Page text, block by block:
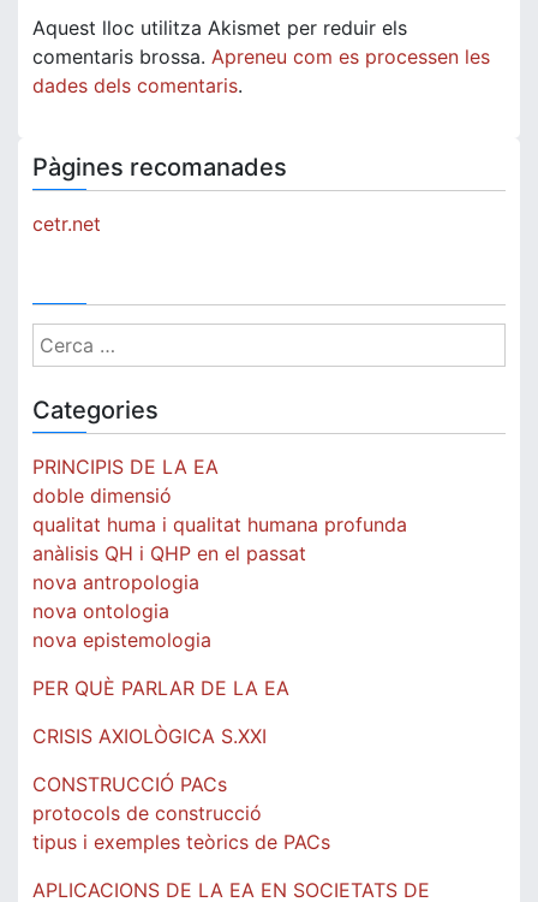
Aquest lloc utilitza Akismet per reduir els
comentaris brossa. Apreneu com es processen les
dades dels comentaris.
Pàgines recomanades
cetr.net
Cerca:
Categories
PRINCIPIS DE LA EA
doble dimensió
qualitat huma i qualitat humana profunda
anàlisis QH i QHP en el passat
nova antropologia
nova ontologia
nova epistemologia
PER QUÈ PARLAR DE LA EA
CRISIS AXIOLÒGICA S.XXI
CONSTRUCCIÓ PACs
protocols de construcció
tipus i exemples teòrics de PACs
APLICACIONS DE LA EA EN SOCIETATS DE